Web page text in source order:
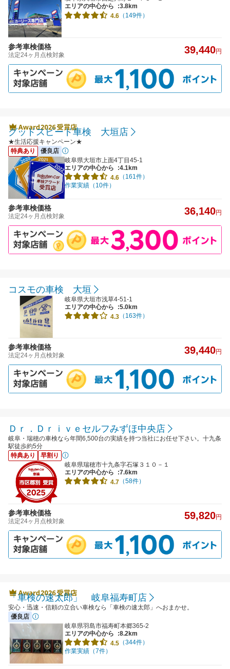
エリアの中心から
:3.8km
4.6 （149件）
参考車検価格
法定24ヶ月点検対象 39,440円
グッドスピード車検 大垣店
★生活応援キャンペーン★
特典あり
優良店
岐阜県大垣市上面4丁目45-1
エリアの中心から
:4.1km
4.6 （161件）
作業実績（10件）
参考車検価格
法定24ヶ月点検対象 36,140円
コスモの車検 大垣
岐阜県大垣市浅草4-51-1
エリアの中心から
:5.0km
4.3 （163件）
参考車検価格
法定24ヶ月点検対象 39,440円
Ｄｒ．Ｄｒｉｖｅセルフみずほ中央店
岐阜・瑞穂の車検なら年間6,500台の実績を持つ当社にお任せ下さい。十九条
駅徒歩約5分
特典あり
早割り
岐阜県瑞穂市十九条字石塚３１０－１
エリアの中心から
:7.6km
4.7 （58件）
参考車検価格
法定24ヶ月点検対象 59,820円
「車検の速太郎」 岐阜福寿町店
安心・迅速・信頼の立合い車検なら「車検の速太郎」へおまかせ。
優良店
岐阜県羽島市福寿町本郷365-2
エリアの中心から
:8.2km
4.5 （344件）
作業実績（7件）